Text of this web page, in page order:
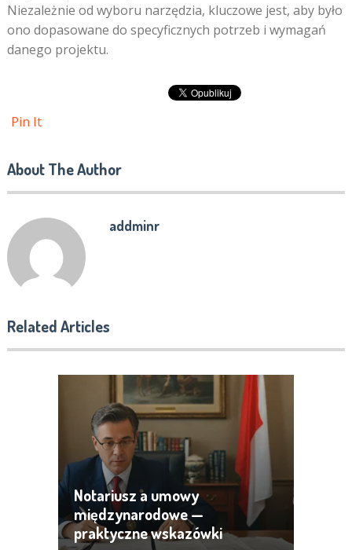
Niezależnie od wyboru narzędzia, kluczowe jest, aby było
ono dopasowane do specyficznych potrzeb i wymagań
danego projektu.
Pin It
About The Author
addminr
Related Articles
Notariusz a umowy
międzynarodowe —
praktyczne wskazówki